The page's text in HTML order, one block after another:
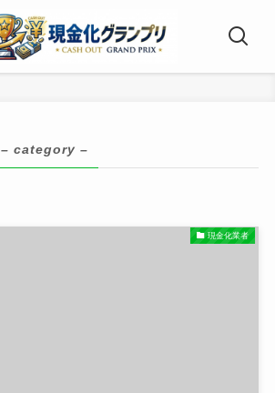
– category –
現金化業者